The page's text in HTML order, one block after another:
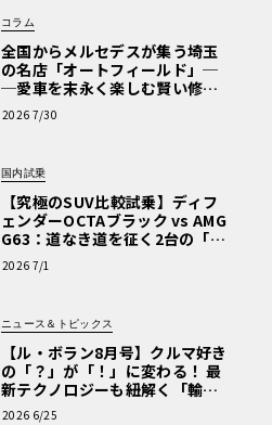
コラム
全国からメルセデスが集う埼玉
の名店「オートフィールド」─
─愛車を末永く楽しむ賢い修理
術と、プロがフックス製オイル
を選ぶ理由〈PR〉
2026 7/30
国内試乗
【究極のSUV比較試乗】ディフ
ェンダーOCTAブラック vs AMG
G63：道なき道を征く2台の「対
極的アプローチ」
2026 7/1
ニュース＆トピックス
【ル・ボラン8月号】クルマ好き
の「？」が「！」に変わる！ 最
新テクノロジーも紐解く「輸入
車Q&A」
2026 6/25